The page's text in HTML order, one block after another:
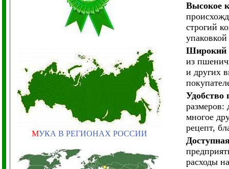
МУКА В РЕГИОНАХ РОССИИ
Высокое
строгий
Широкий
из
и других
Удобство
размеров:
многое
рецепт,
расходы